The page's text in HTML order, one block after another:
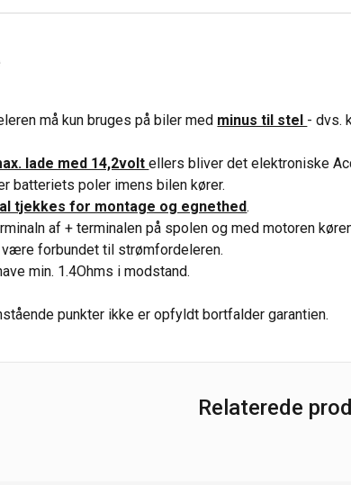
må kun bruges på biler med minus til stel - dvs.
lade med 14,2voltellers bliver det elektroniske
batteriets poler imens bilen kører.
tjekkes for montage og egnethed.
af + terminalen på spolen og med motoren
forbundet til strømfordeleren.
min. 1.4Ohms i modstand.
punkter ikke er opfyldt bortfalder garantien.
Relaterede